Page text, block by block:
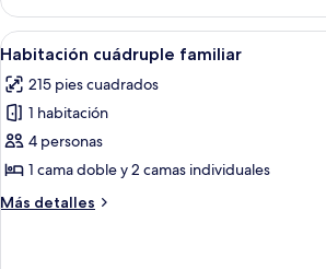
doble
estándar
Abrir
todas
las
fotos
de
Habitación
cuádruple
familiar
2
Habitación cuádruple familiar
215 pies cuadrados
1 habitación
4 personas
1 cama doble y 2 camas individuales
Más detalles
Más